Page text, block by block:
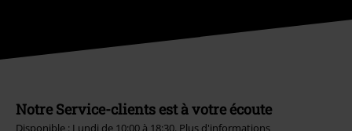
Notre Service-clients est à votre écoute
Disponible : Lundi de 10:00 à 18:30. Plus d'informations